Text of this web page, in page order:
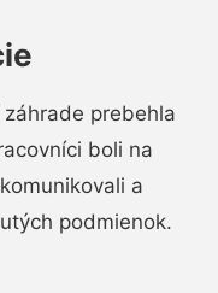
prebehla
boli na
a
podmienok.